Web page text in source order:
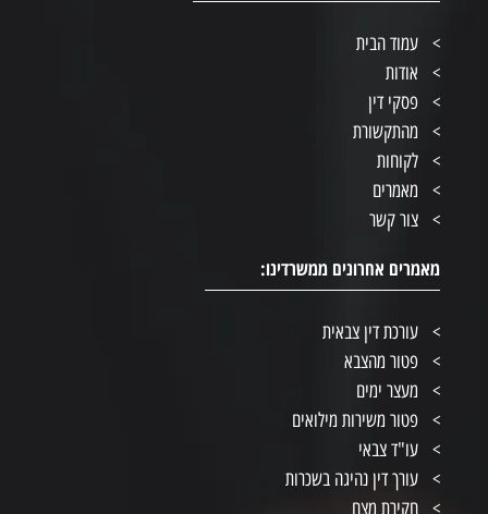
עמוד הבית
אודות
פסקי דין
מהתקשורת
לקוחות
מאמרים
צור קשר
מאמרים אחרונים ממשרדינו:
עורכת דין צבאית
פטור מהצבא
מעצר ימים
פטור משירות מילואים
עו"ד צבאי
עורך דין נהיגה בשכרות
חקירת מצח